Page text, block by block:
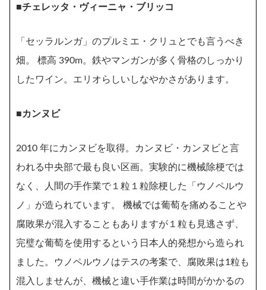
■チェレッタ・ヴィーニャ・ブリッコ
「セッラルンガ」のプルミエ・クリュとでも言うべき
畑。 標高 390m。鉄やマンガンが多く骨格のしっかり
したワイン。エリオらしいしなやかさがあります。
■カンヌビ
2010 年にカンヌビを取得。カンヌビ・カンヌビと言
われる中央部で最も良い区画。実験的に機械除梗では
なく、人間の手作業で１粒１粒除梗した「ウノペルウ
ノ」が造られています。 機械では葡萄を痛めることや
腐敗果が混入することもありますが１粒も見逃さず、
完璧な葡萄を使用するという日本人的発想から造られ
ました。ウノペルウノはテスの考案で、腐敗果は1粒も
混入しませんが、機械と違い手作業は時間がかかるの